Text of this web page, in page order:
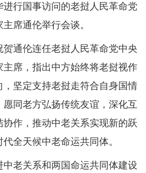
进行国事访问的老挝人民革命党
席通伦举行会谈。
贺通伦连任老挝人民革命党中央
主席，指出中方始终将老挝视作
，坚定支持老挝走符合自身国情
同老方弘扬传统友谊，深化互
作，推动中老关系实现新的跃
全天候中老命运共同体。
中老关系和两国命运共同体建设